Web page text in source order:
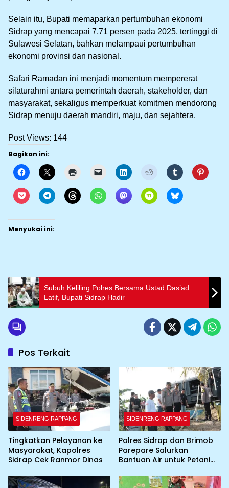
Selain itu, Bupati memaparkan pertumbuhan ekonomi
Sidrap yang mencapai 7,71 persen pada 2025, tertinggi di
Sulawesi Selatan, bahkan melampaui pertumbuhan
ekonomi provinsi dan nasional.
Safari Ramadan ini menjadi momentum mempererat
silaturahmi antara pemerintah daerah, stakeholder, dan
masyarakat, sekaligus memperkuat komitmen mendorong
Sidrap menuju daerah mandiri, maju, dan sejahtera.
Post Views: 144
Bagikan ini:
Menyukai ini:
Subuh Keliling Polres Bersama Ustad Das’ad
Latif, Bupati Sidrap Hadir
Pos Terkait
SIDENRENG RAPPANG
Tingkatkan Pelayanan ke
Masyarakat, Kapolres
Sidrap Cek Ranmor Dinas
SIDENRENG RAPPANG
Polres Sidrap dan Brimob
Parepare Salurkan
Bantuan Air untuk Petani